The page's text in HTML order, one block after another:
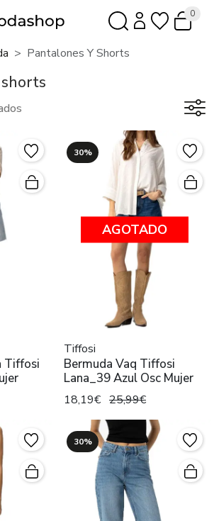
0
Pantalones Y Shorts
Tiffosi
30%
AGOTADO
Tiffosi
Bermuda Vaq Tiffosi
Lana_39 Azul Osc Mujer
18,19€ 25,99€
30%